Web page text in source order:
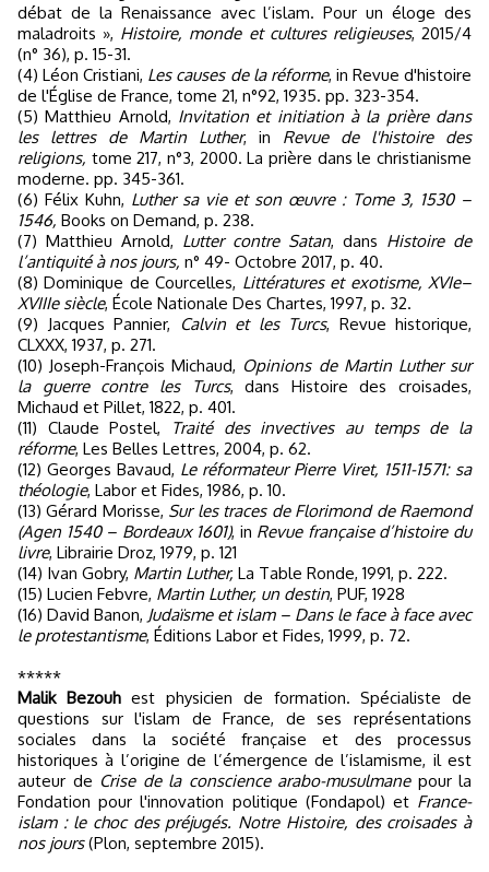
débat de la Renaissance avec l’islam. Pour un éloge des
maladroits », Histoire, monde et cultures religieuses, 2015/4
(n° 36), p. 15-31.
(4) Léon Cristiani, Les causes de la réforme, in Revue d'histoire
de l'Église de France, tome 21, n°92, 1935. pp. 323-354.
(5) Matthieu Arnold, Invitation et initiation à la prière dans
les lettres de Martin Luther, in Revue de l'histoire des
religions, tome 217, n°3, 2000. La prière dans le christianisme
moderne. pp. 345-361.
(6) Félix Kuhn, Luther sa vie et son œuvre : Tome 3, 1530 –
1546, Books on Demand, p. 238.
(7) Matthieu Arnold, Lutter contre Satan, dans Histoire de
l’antiquité à nos jours, n° 49- Octobre 2017, p. 40.
(8) Dominique de Courcelles, Littératures et exotisme, XVIe–
XVIIIe siècle, École Nationale Des Chartes, 1997, p. 32.
(9) Jacques Pannier,
Calvin et les Turcs, Revue historique,
CLXXX, 1937, p. 271.
(10) Joseph-François Michaud, Opinions de Martin Luther sur
la guerre contre les Turcs, dans Histoire des croisades,
Michaud et Pillet, 1822, p. 401.
(11) Claude Postel,
Traité des invectives au temps de la
réforme, Les Belles Lettres, 2004, p. 62.
(12) Georges Bavaud, Le réformateur Pierre Viret, 1511-1571: sa
théologie, Labor et Fides, 1986, p. 10.
(13) Gérard Morisse, Sur les traces de Florimond de Raemond
(Agen 1540 – Bordeaux 1601), in Revue française d’histoire du
livre, Librairie Droz, 1979, p. 121
(14) Ivan Gobry, Martin Luther, La Table Ronde, 1991, p. 222.
(15) Lucien Febvre, Martin Luther, un destin, PUF, 1928
(16) David Banon, Judaïsme et islam – Dans le face à face avec
le protestantisme, Éditions Labor et Fides, 1999, p. 72.
*****
Malik Bezouhest physicien de formation. Spécialiste de
questions sur l'islam de France, de ses représentations
sociales dans la société française et des processus
historiques à l’origine de l’émergence de l’islamisme, il est
auteur de Crise de la conscience arabo-musulmanepour la
Fondation pour l'innovation politique (Fondapol) et France-
islam : le choc des préjugés. Notre Histoire, des croisades à
nos jours(Plon, septembre 2015).